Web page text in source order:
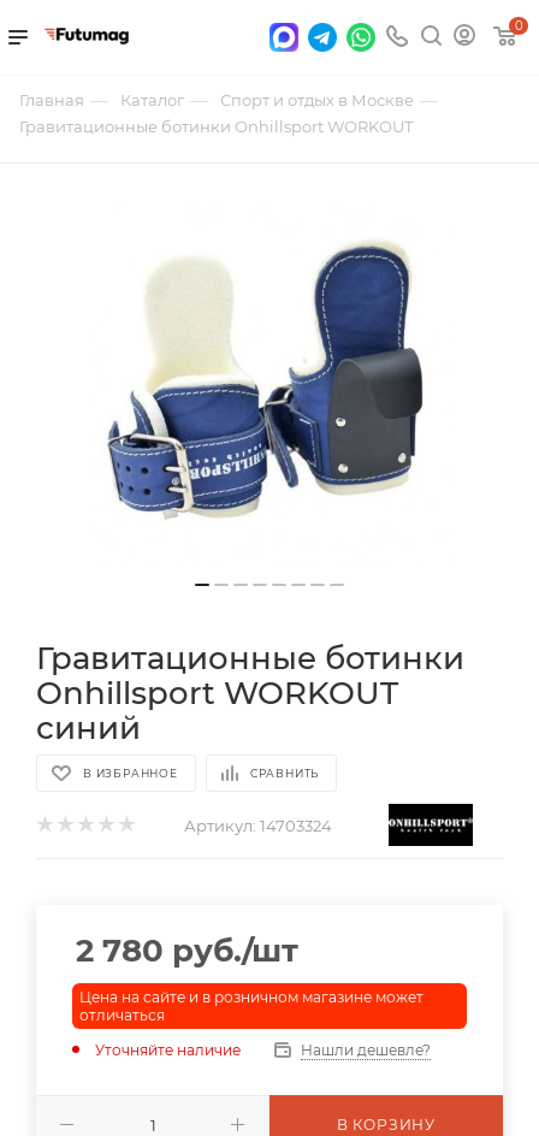
0
Главная — Каталог — Спорт и отдых в Москве —
Гравитационные ботинки Onhillsport WORKOUT
Гравитационные ботинки
Onhillsport WORKOUT
синий
В ИЗБРАННОЕ СРАВНИТЬ
Артикул: 14703324
2 780 руб./шт
Цена на сайте и в розничном магазине может
отличаться
Уточняйте наличие
Нашли дешевле?
В КОРЗИНУ